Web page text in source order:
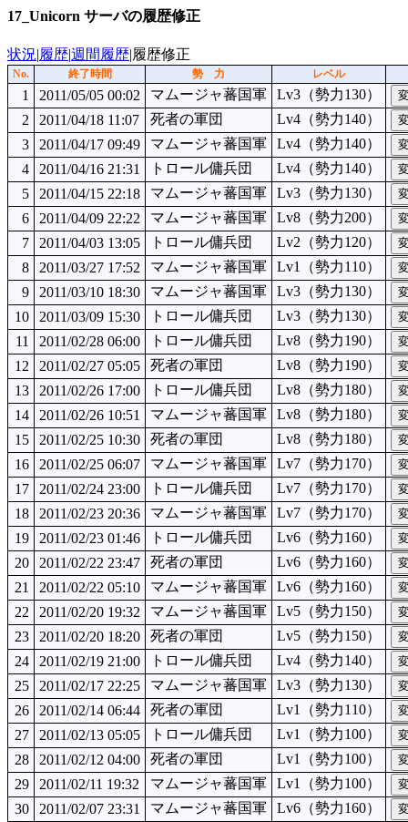
17_Unicorn サーバの履歴修正
状況|履歴|週間履歴|履歴修正
No. 終了時間 勢 力 レベル
1 2011/05/05 00:02 マムージャ蕃国軍
Lv3（勢力130）
2
2011/04/18 11:07 死者の軍団
Lv4（勢力140）
3
2011/04/17 09:49 マムージャ蕃国軍
Lv4（勢力140）
4
2011/04/16 21:31 トロール傭兵団
Lv4（勢力140）
5
2011/04/15 22:18 マムージャ蕃国軍
Lv3（勢力130）
6
2011/04/09 22:22 マムージャ蕃国軍
Lv8（勢力200）
7
2011/04/03 13:05 トロール傭兵団
Lv2（勢力120）
8
2011/03/27 17:52 マムージャ蕃国軍
Lv1（勢力110）
9
2011/03/10 18:30 マムージャ蕃国軍
Lv3（勢力130）
10
2011/03/09 15:30 トロール傭兵団
Lv3（勢力130）
11
2011/02/28 06:00 トロール傭兵団
Lv8（勢力190）
12
2011/02/27 05:05 死者の軍団
Lv8（勢力190）
13
2011/02/26 17:00 トロール傭兵団
Lv8（勢力180）
14
2011/02/26 10:51 マムージャ蕃国軍
Lv8（勢力180）
15
2011/02/25 10:30 死者の軍団
Lv8（勢力180）
16
2011/02/25 06:07 マムージャ蕃国軍
Lv7（勢力170）
17
2011/02/24 23:00 トロール傭兵団
Lv7（勢力170）
18
2011/02/23 20:36 マムージャ蕃国軍
Lv7（勢力170）
19
2011/02/23 01:46 トロール傭兵団
Lv6（勢力160）
20
2011/02/22 23:47 死者の軍団
Lv6（勢力160）
21
2011/02/22 05:10 マムージャ蕃国軍
Lv6（勢力160）
22
2011/02/20 19:32 マムージャ蕃国軍
Lv5（勢力150）
23
2011/02/20 18:20 死者の軍団
Lv5（勢力150）
24
2011/02/19 21:00 トロール傭兵団
Lv4（勢力140）
25
2011/02/17 22:25 マムージャ蕃国軍
Lv3（勢力130）
26
2011/02/14 06:44 死者の軍団
Lv1（勢力110）
27
2011/02/13 05:05 トロール傭兵団
Lv1（勢力100）
28
2011/02/12 04:00 死者の軍団
Lv1（勢力100）
29
2011/02/11 19:32 マムージャ蕃国軍
Lv1（勢力100）
30
2011/02/07 23:31 マムージャ蕃国軍
Lv6（勢力160）